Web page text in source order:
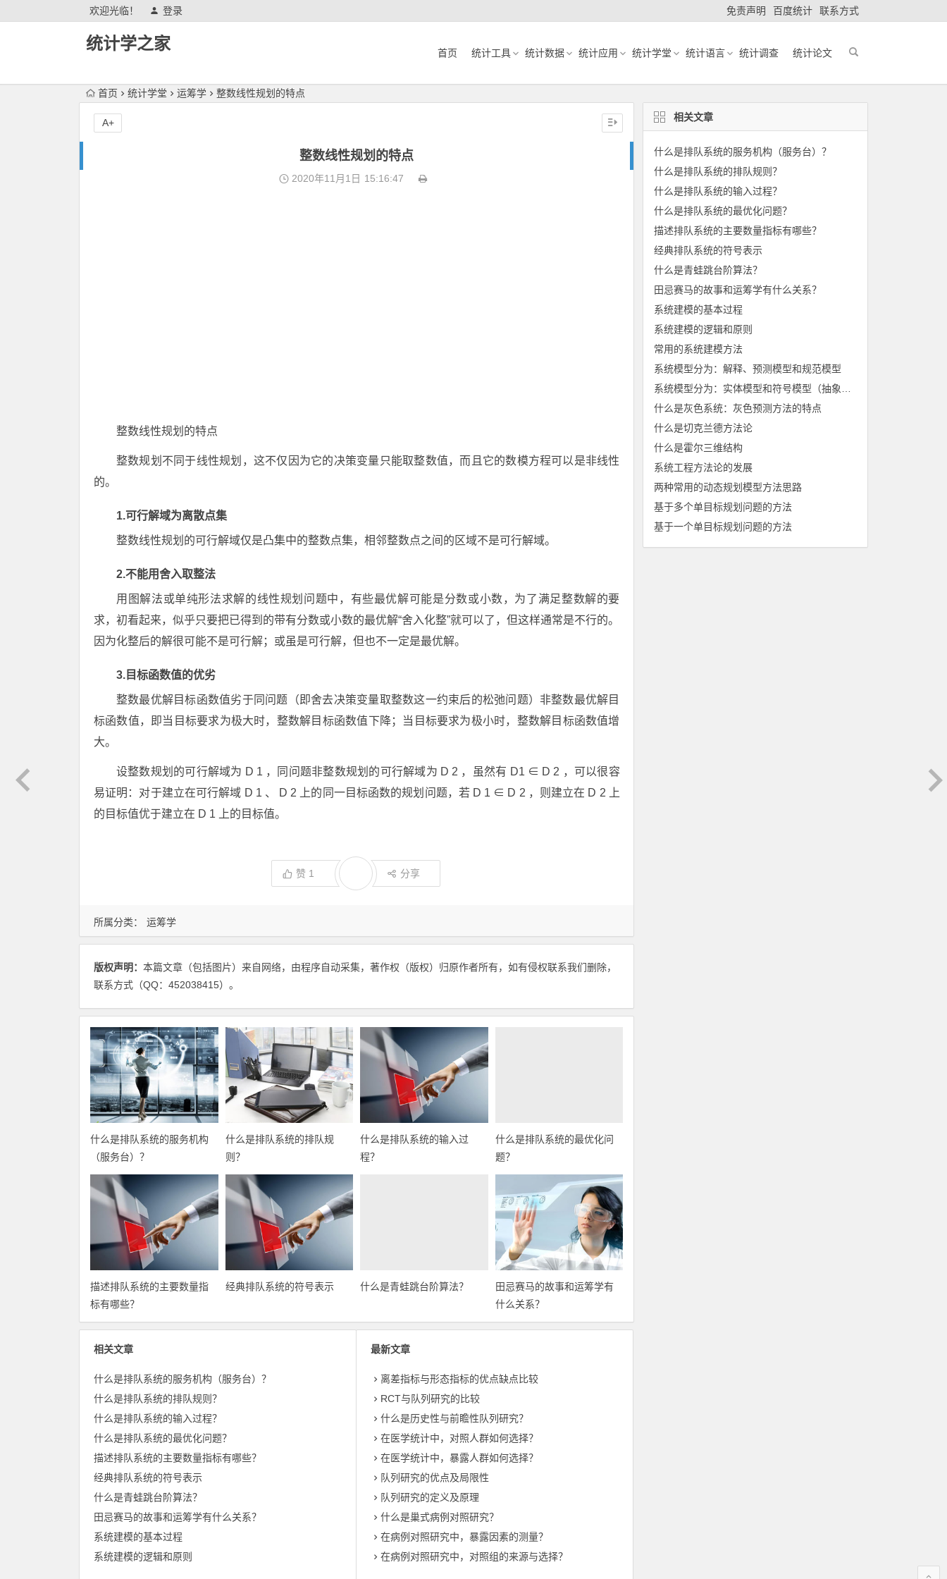
欢迎光临！ 登录 免责声明 百度统计 联系方式
统计学之家 首页 统计工具 统计数据 统计应用 统计学堂 统计语言 统计调查 统计论文
首页 统计学堂 运筹学 整数线性规划的特点
整数线性规划的特点
2020年11月1日 15:16:47
整数线性规划的特点
整数规划不同于线性规划，这不仅因为它的决策变量只能取整数值，而且它的数模方程可以是非线性
的。
1.可行解域为离散点集
整数线性规划的可行解域仅是凸集中的整数点集，相邻整数点之间的区域不是可行解域。
2.不能用舍入取整法
用图解法或单纯形法求解的线性规划问题中，有些最优解可能是分数或小数，为了满足整数解的要
求，初看起来，似乎只要把已得到的带有分数或小数的最优解“舍入化整”就可以了，但这样通常是不行的。
因为化整后的解很可能不是可行解；或虽是可行解，但也不一定是最优解。
3.目标函数值的优劣
整数最优解目标函数值劣于同问题（即舍去决策变量取整数这一约束后的松弛问题）非整数最优解目
标函数值，即当目标要求为极大时，整数解目标函数值下降；当目标要求为极小时，整数解目标函数值增
大。
设整数规划的可行解域为 D 1 ，同问题非整数规划的可行解域为 D 2 ，虽然有 D1 ∈ D 2 ，可以很容
易证明：对于建立在可行解域 D 1 、 D 2 上的同一目标函数的规划问题，若 D 1 ∈ D 2 ，则建立在 D 2
上
的目标值优于建立在 D 1 上的目标值。
赞 1 分享
A+
所属分类： 运筹学
版权声明： 本篇文章（包括图片）来自网络，由程序自动采集，著作权（版权）归原作者所有，如有侵权联系我们删除，
联系方式（QQ：452038415）。
什么是排队系统的服务机构
（服务台）？
什么是排队系统的排队规
则？
什么是排队系统的输入过
程？
什么是排队系统的最优化问
题？
描述排队系统的主要数量指
标有哪些？
经典排队系统的符号表示 什么是青蛙跳台阶算法？
田忌赛马的故事和运筹学有
什么关系？
相关文章
什么是排队系统的服务机构（服务台）？
什么是排队系统的排队规则？
什么是排队系统的输入过程？
什么是排队系统的最优化问题？
描述排队系统的主要数量指标有哪些？
经典排队系统的符号表示
什么是青蛙跳台阶算法？
田忌赛马的故事和运筹学有什么关系？
系统建模的基本过程
系统建模的逻辑和原则
最新文章
离差指标与形态指标的优点缺点比较
RCT与队列研究的比较
什么是历史性与前瞻性队列研究？
在医学统计中，对照人群如何选择？
在医学统计中，暴露人群如何选择？
队列研究的优点及局限性
队列研究的定义及原理
什么是巢式病例对照研究？
在病例对照研究中，暴露因素的测量？
在病例对照研究中，对照组的来源与选择？
相关文章
什么是排队系统的服务机构（服务台）？
什么是排队系统的排队规则？
什么是排队系统的输入过程？
什么是排队系统的最优化问题？
描述排队系统的主要数量指标有哪些？
经典排队系统的符号表示
什么是青蛙跳台阶算法？
田忌赛马的故事和运筹学有什么关系？
系统建模的基本过程
系统建模的逻辑和原则
常用的系统建模方法
系统模型分为：解释、预测模型和规范模型
什么是灰色系统：灰色预测方法的特点
什么是切克兰德方法论
什么是霍尔三维结构
系统工程方法论的发展
两种常用的动态规划模型方法思路
基于多个单目标规划问题的方法
基于一个单目标规划问题的方法